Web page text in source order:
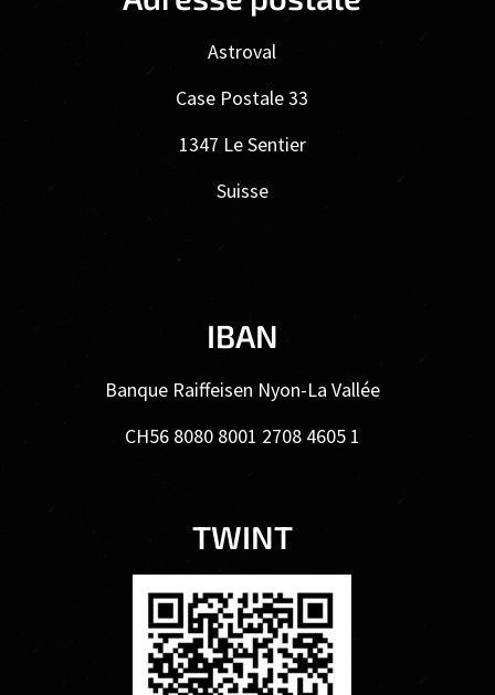
Astroval
Case Postale 33
1347 Le Sentier
Suisse
IBAN
Banque Raiffeisen Nyon-La Vallée
CH56 8080 8001 2708 4605 1
TWINT